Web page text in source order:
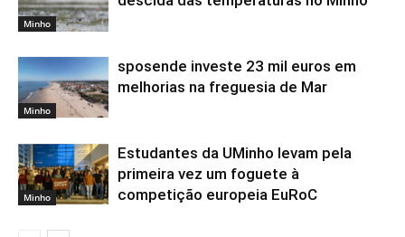
Minho
Minho
sposende investe 23 mil euros em
melhorias na freguesia de Mar
Minho
Estudantes da UMinho levam pela
primeira vez um foguete à
competição europeia EuRoC